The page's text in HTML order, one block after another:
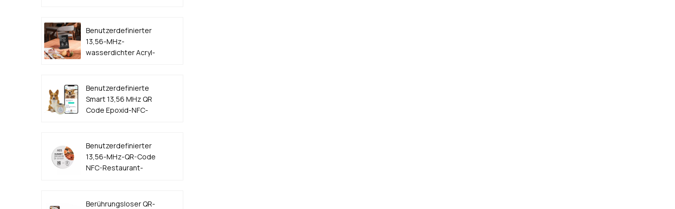
Benutzerdefinierter
13,56-MHz-
wasserdichter Acryl-
Benutzerdefinierte
Smart 13,56 MHz QR
Code Epoxid-NFC-
Benutzerdefinierter
13,56-MHz-QR-Code
NFC-Restaurant-
Berührungsloser QR-